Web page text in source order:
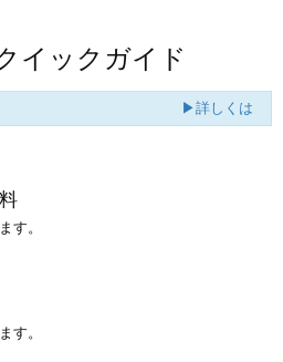
イックガイド
▶詳しくは
す。
す。